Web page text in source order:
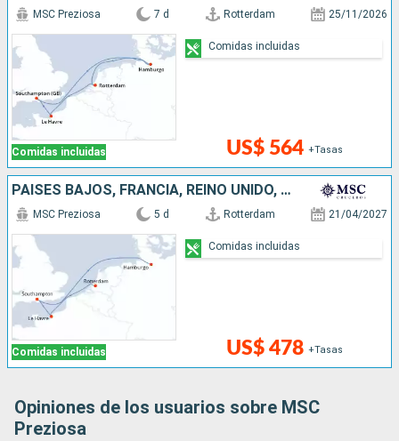
Comidas incluidas
MSC Preziosa 7 d Rotterdam 25/11/2026
US$ 564 +Tasas
Comidas incluidas
PAISES BAJOS, FRANCIA, REINO UNIDO, ALEMANIA
Comidas incluidas
MSC Preziosa 5 d Rotterdam 21/04/2027
US$ 478 +Tasas
Comidas incluidas
Opiniones de los usuarios sobre MSC
Preziosa